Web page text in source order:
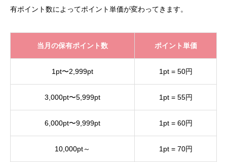
有ポイント数によってポイント単価が変わってきます。
当月の保有ポイント数 ポイント単価
1pt〜2,999pt 1pt = 50円
3,000pt〜5,999pt 1pt = 55円
6,000pt〜9,999pt 1pt = 60円
10,000pt～ 1pt = 70円